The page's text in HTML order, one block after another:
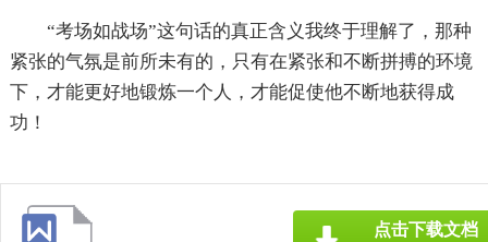
“考场如战场”这句话的真正含义我终于理解了，那种
紧张的气氛是前所未有的，只有在紧张和不断拼搏的环境
下，才能更好地锻炼一个人，才能促使他不断地获得成
功！
点击下载文档